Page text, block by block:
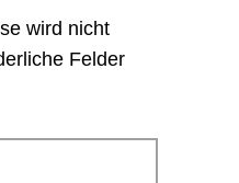
wird nicht
Felder